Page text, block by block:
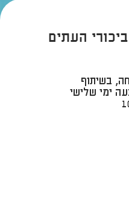
העתים
בשיתוף
ימי שלישי